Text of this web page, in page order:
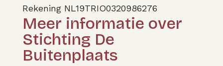
Rekening NL19TRIO0320986276
Meer informatie over
Stichting De
Buitenplaats